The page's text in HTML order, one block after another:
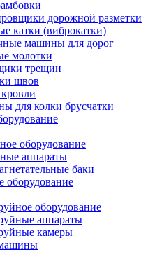
дорожной разметки
катки (виброкатки)
машины для дорог
молотки
трещин
швов
для колки брусчатки
оборудование
аппараты
баки
оборудование
оборудование
аппараты
камеры